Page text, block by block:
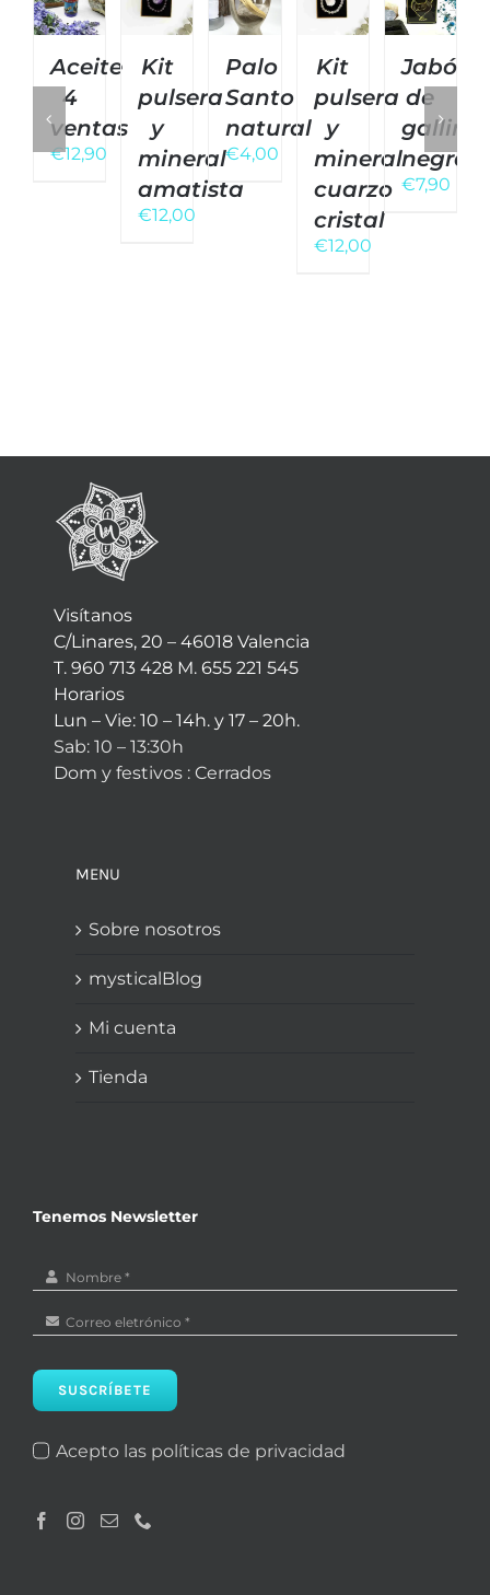
Aceite
4
ventas
€12,90
Kit
pulsera
y
mineral
amatista
€12,00
Palo
Santo
natural
€4,00
Kit
pulsera
y
mineral
cuarzo
cristal
€12,00
Jabón
de
gallina
negra
€7,90
Visítanos
C/Linares, 20 – 46018 Valencia
T. 960 713 428 M. 655 221 545
Horarios
Lun – Vie: 10 – 14h. y 17 – 20h.
Sab: 10 – 13:30h
Dom y festivos : Cerrados
MENU
Sobre nosotros
mysticalBlog
Mi cuenta
Tienda
Tenemos Newsletter
SUSCRÍBETE
Acepto las políticas de privacidad